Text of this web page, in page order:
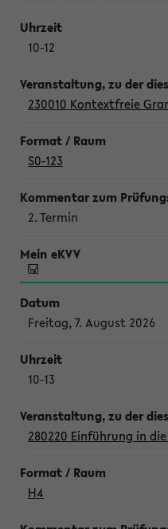
10-12
230010 Kontextfreie
S0-123
2. Termin
Freitag, 7. August 2026
10-13
280220 Einführung in die
H4